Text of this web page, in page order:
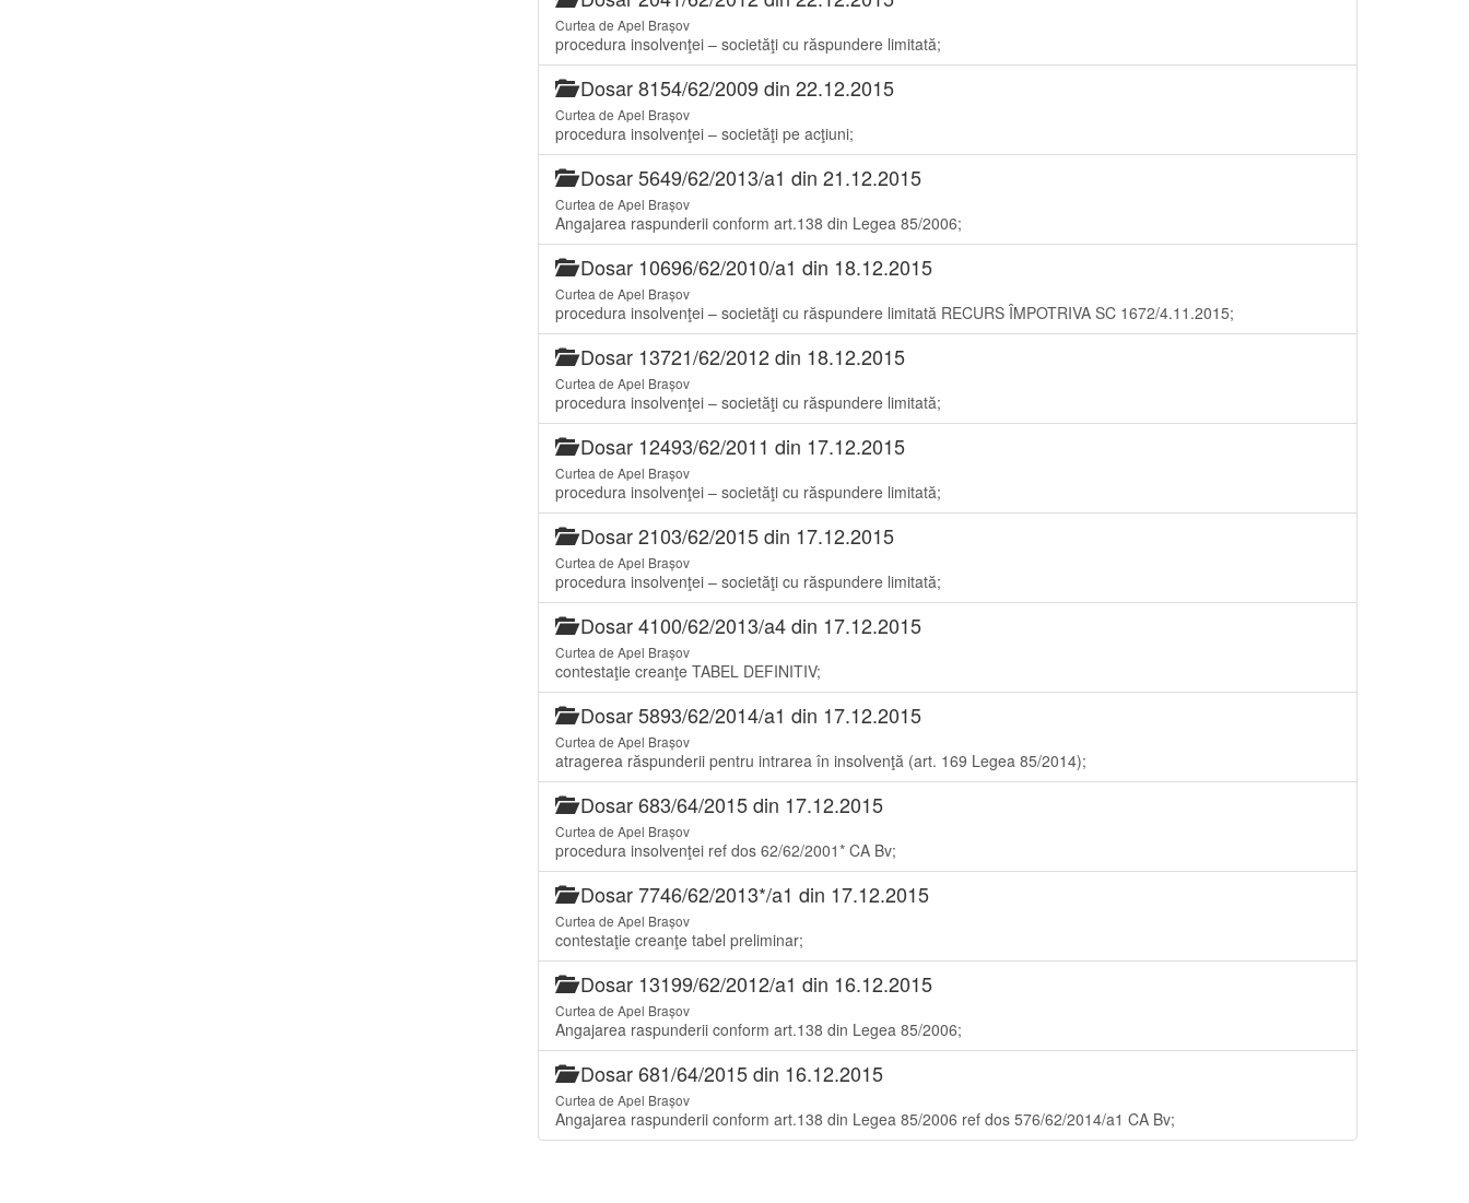
Curtea de Apel Brașov
procedura insolvenţei – societăţi cu răspundere limitată;
Dosar 8154/62/2009 din 22.12.2015
Curtea de Apel Brașov
procedura insolvenţei – societăţi pe acţiuni;
Dosar 5649/62/2013/a1 din 21.12.2015
Curtea de Apel Brașov
Angajarea raspunderii conform art.138 din Legea 85/2006;
Dosar 10696/62/2010/a1 din 18.12.2015
Curtea de Apel Brașov
procedura insolvenţei – societăţi cu răspundere limitată RECURS ÎMPOTRIVA SC 1672/4.11.2015;
Dosar 13721/62/2012 din 18.12.2015
Curtea de Apel Brașov
procedura insolvenţei – societăţi cu răspundere limitată;
Dosar 12493/62/2011 din 17.12.2015
Curtea de Apel Brașov
procedura insolvenţei – societăţi cu răspundere limitată;
Dosar 2103/62/2015 din 17.12.2015
Curtea de Apel Brașov
procedura insolvenţei – societăţi cu răspundere limitată;
Dosar 4100/62/2013/a4 din 17.12.2015
Curtea de Apel Brașov
contestaţie creanţe TABEL DEFINITIV;
Dosar 5893/62/2014/a1 din 17.12.2015
Curtea de Apel Brașov
atragerea răspunderii pentru intrarea în insolvenţă (art. 169 Legea 85/2014);
Dosar 683/64/2015 din 17.12.2015
Curtea de Apel Brașov
procedura insolvenţei ref dos 62/62/2001* CA Bv;
Dosar 7746/62/2013*/a1 din 17.12.2015
Curtea de Apel Brașov
contestaţie creanţe tabel preliminar;
Dosar 13199/62/2012/a1 din 16.12.2015
Curtea de Apel Brașov
Angajarea raspunderii conform art.138 din Legea 85/2006;
Dosar 681/64/2015 din 16.12.2015
Curtea de Apel Brașov
Angajarea raspunderii conform art.138 din Legea 85/2006 ref dos 576/62/2014/a1 CA Bv;